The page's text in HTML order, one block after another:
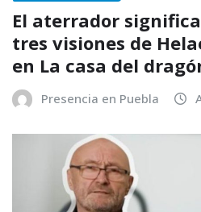
El aterrador
tres visiones de
en La casa del
Presencia en Puebla